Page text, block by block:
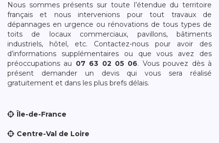
Nous sommes présents sur toute l’étendue du territoire
français et nous intervenions pour tout travaux de
dépannages en urgence ou rénovations de tous types de
toits de locaux commerciaux, pavillons, bâtiments
industriels, hôtel, etc. Contactez-nous pour avoir des
d’informations supplémentaires ou que vous avez des
préoccupations au 07 63 02 05 06. Vous pouvez dès à
présent demander un devis qui vous sera réalisé
gratuitement et dans les plus brefs délais.
Île-de-France
Centre-Val de Loire